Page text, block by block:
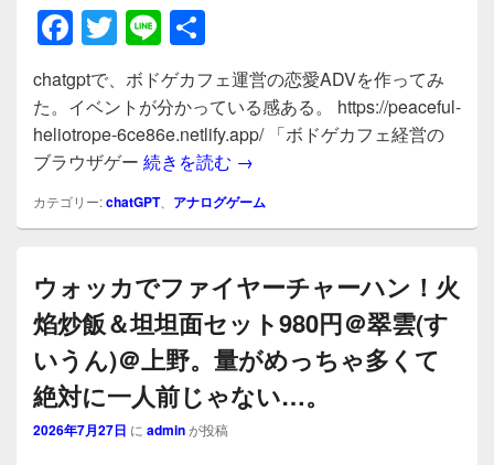
F
a
c
e
b
o
o
k
T
wi
tt
er
Li
n
e
有
chatgptで、ボドゲカフェ運営の恋愛ADVを作ってみ
た。イベントが分かっている感ある。 https://peaceful-
heliotrope-6ce86e.netlify.app/ 「ボドゲカフェ経営の
ブラウザゲー 続きを読む chatgptで、ボドゲカフェ運営
→
カテゴリー:chatGPT、 アナログゲーム
ウォッカでファイヤーチャーハン！火
焰炒飯＆坦坦面セット980円＠翠雲(す
いうん)＠上野。量がめっちゃ多くて
絶対に一人前じゃない…。
2026年7月27日 に adminが投稿